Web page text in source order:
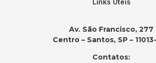
Links Úteis
Av. São Francisco, 277
Centro – Santos, SP –
Contatos: